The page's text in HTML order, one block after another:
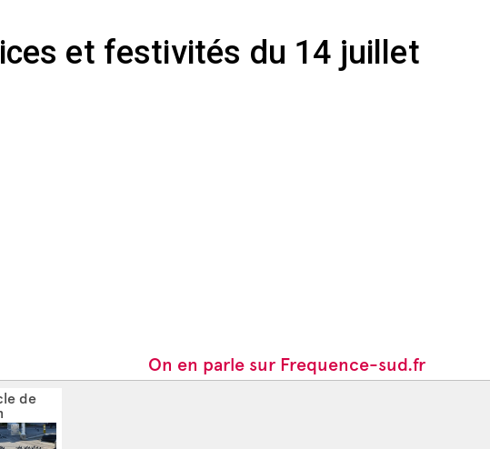
et festivités du 14 juillet
On en parle sur Frequence-sud.fr
de